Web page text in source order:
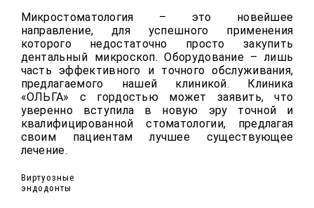
Микростоматология – это новейшее
направление, для успешного применения
которого недостаточно просто закупить
дентальный микроскоп. Оборудование – лишь
часть эффективного и точного обслуживания,
предлагаемого нашей клиникой. Клиника
«ОЛЬГА» с гордостью может заявить, что
уверенно вступила в новую эру точной и
квалифицированной стоматологии, предлагая
своим пациентам лучшее существующее
лечение.
Виртуозные
эндодонты